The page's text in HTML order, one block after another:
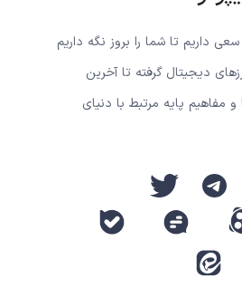
داریم تا شما را بروز نگه داریم
دیجیتال گرفته تا آخرین
مفاهیم پایه مرتبط با دنیای